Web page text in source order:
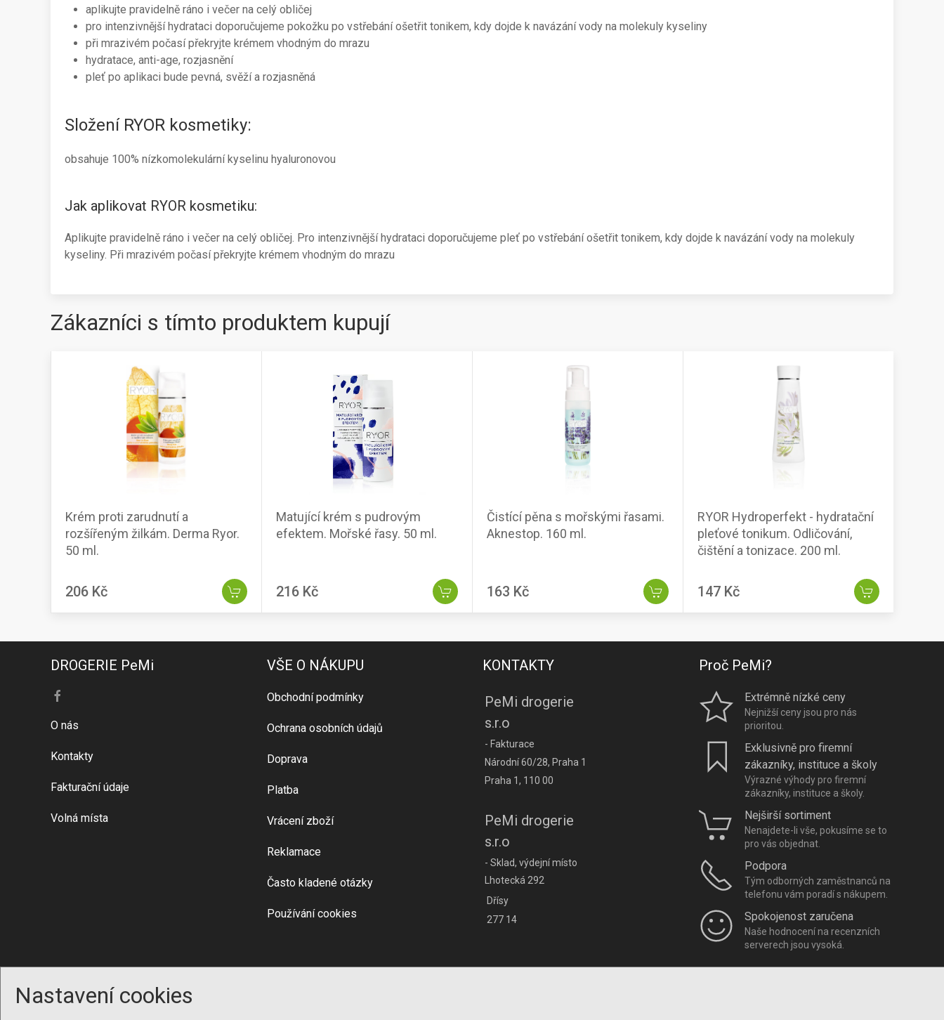
Nastavení cookies
aplikujte pravidelně ráno i večer na celý obličej
pro intenzivnější hydrataci doporučujeme pokožku po vstřebání ošetřit tonikem, kdy dojde k navázání vody na molekuly kyseliny
při mrazivém počasí překryjte krémem vhodným do mrazu
hydratace, anti-age, rozjasnění
pleť po aplikaci bude pevná, svěží a rozjasněná
Složení RYOR kosmetiky:
obsahuje 100% nízkomolekulární kyselinu hyaluronovou
Jak aplikovat RYOR kosmetiku:
Aplikujte pravidelně ráno i večer na celý obličej. Pro intenzivnější hydrataci doporučujeme pleť po vstřebání ošetřit tonikem, kdy dojde k navázání vody na molekuly
kyseliny. Při mrazivém počasí překryjte krémem vhodným do mrazu
Zákazníci s tímto produktem kupují
Krém proti zarudnutí a
rozšířeným žilkám. Derma Ryor.
50 ml.
206 Kč
Matující krém s pudrovým
efektem. Mořské řasy. 50 ml.
216 Kč
Čistící pěna s mořskými řasami.
Aknestop. 160 ml.
163 Kč
RYOR Hydroperfekt - hydratační
pleťové tonikum. Odličování,
čištění a tonizace. 200 ml.
147 Kč
DROGERIE PeMi
O nás
Kontakty
Fakturační údaje
Volná místa
VŠE O NÁKUPU
Obchodní podmínky
Ochrana osobních údajů
Doprava
Platba
Vrácení zboží
Reklamace
Často kladené otázky
Používání cookies
KONTAKTY
PeMi drogerie
s.r.o
- Fakturace
Národní 60/28, Praha 1
Praha 1, 110 00
PeMi drogerie
s.r.o
- Sklad, výdejní místo
Lhotecká 292
Dřísy
277 14
Proč PeMi?
Extrémně nízké ceny
Nejnižší ceny jsou pro nás
prioritou.
Exklusivně pro firemní
zákazníky, instituce a školy
Výrazné výhody pro firemní
zákazníky, instituce a školy.
Nejširší sortiment
Nenajdete-li vše, pokusíme se to
pro vás objednat.
Podpora
Tým odborných zaměstnanců na
telefonu vám poradí s nákupem.
Spokojenost zaručena
Naše hodnocení na recenzních
serverech jsou vysoká.